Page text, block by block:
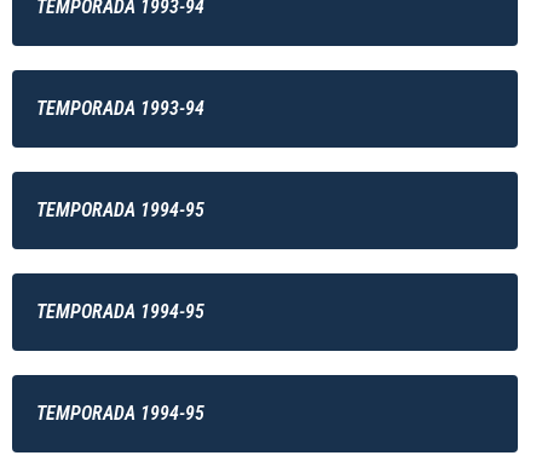
TEMPORADA 1993-94
TEMPORADA 1993-94
TEMPORADA 1994-95
TEMPORADA 1994-95
TEMPORADA 1994-95